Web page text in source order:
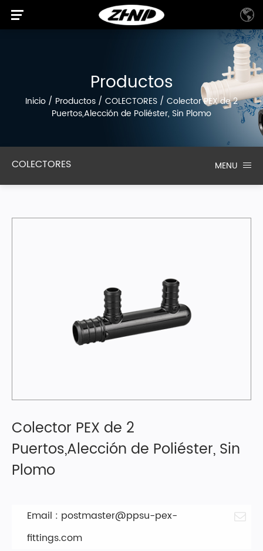
Productos
Inicio / Productos / COLECTORES / Colector PEX de 2
Puertos,Alección de Poliéster, Sin Plomo
COLECTORES MENU
Colector PEX de 2
Puertos,Alección de Poliéster, Sin
Plomo
Email : postmaster@ppsu-pex-
fittings.com